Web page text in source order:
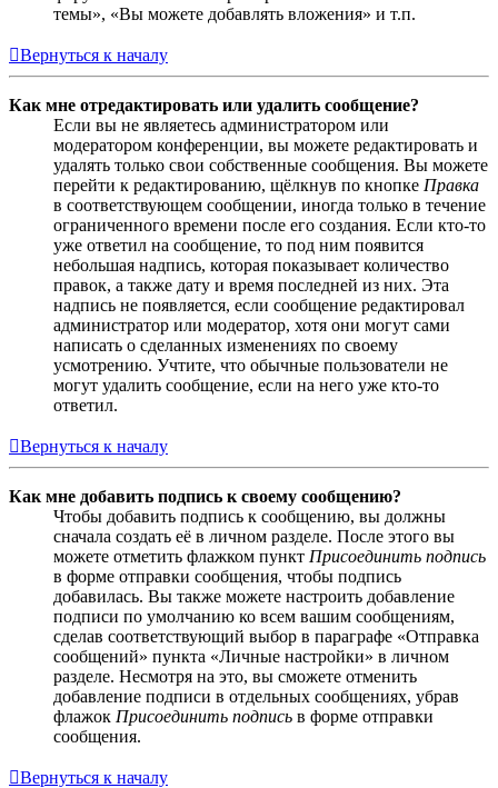
темы», «Вы можете добавлять вложения» и т.п.
Вернуться к началу
Как мне отредактировать или удалить сообщение?
Если вы не являетесь администратором или
модератором конференции, вы можете редактировать и
удалять только свои собственные сообщения. Вы можете
перейти к редактированию, щёлкнув по кнопке Правка
в соответствующем сообщении, иногда только в течение
ограниченного времени после его создания. Если кто-то
уже ответил на сообщение, то под ним появится
небольшая надпись, которая показывает количество
правок, а также дату и время последней из них. Эта
надпись не появляется, если сообщение редактировал
администратор или модератор, хотя они могут сами
написать о сделанных изменениях по своему
усмотрению. Учтите, что обычные пользователи не
могут удалить сообщение, если на него уже кто-то
ответил.
Вернуться к началу
Как мне добавить подпись к своему сообщению?
Чтобы добавить подпись к сообщению, вы должны
сначала создать её в личном разделе. После этого вы
можете отметить флажком пункт Присоединить подпись
в форме отправки сообщения, чтобы подпись
добавилась. Вы также можете настроить добавление
подписи по умолчанию ко всем вашим сообщениям,
сделав соответствующий выбор в параграфе «Отправка
сообщений» пункта «Личные настройки» в личном
разделе. Несмотря на это, вы сможете отменить
добавление подписи в отдельных сообщениях, убрав
флажок Присоединить подпись в форме отправки
сообщения.
Вернуться к началу